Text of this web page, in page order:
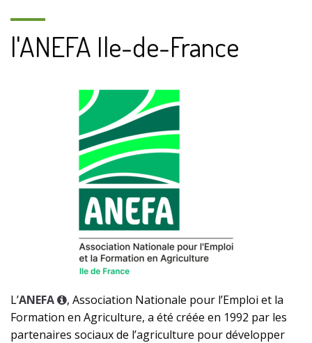
l'ANEFA Ile-de-France
L’ANEFA
, Association Nationale pour l’Emploi et la
Formation en Agriculture, a été créée en 1992 par les
partenaires sociaux de l’agriculture pour développer